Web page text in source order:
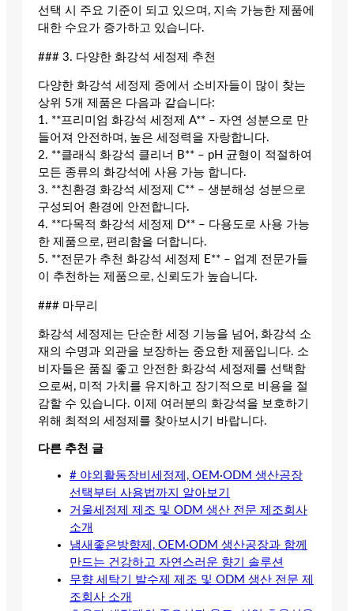
선택 시 주요 기준이 되고 있으며, 지속 가능한 제품에
대한 수요가 증가하고 있습니다.
### 3. 다양한 화강석 세정제 추천
다양한 화강석 세정제 중에서 소비자들이 많이 찾는
상위 5개 제품은 다음과 같습니다:
1. **프리미엄 화강석 세정제 A** – 자연 성분으로 만
들어져 안전하며, 높은 세정력을 자랑합니다.
2. **클래식 화강석 클리너 B** – pH 균형이 적절하여
모든 종류의 화강석에 사용 가능 합니다.
3. **친환경 화강석 세정제 C** – 생분해성 성분으로
구성되어 환경에 안전합니다.
4. **다목적 화강석 세정제 D** – 다용도로 사용 가능
한 제품으로, 편리함을 더합니다.
5. **전문가 추천 화강석 세정제 E** – 업계 전문가들
이 추천하는 제품으로, 신뢰도가 높습니다.
### 마무리
화강석 세정제는 단순한 세정 기능을 넘어, 화강석 소
재의 수명과 외관을 보장하는 중요한 제품입니다. 소
비자들은 품질 좋고 안전한 화강석 세정제를 선택함
으로써, 미적 가치를 유지하고 장기적으로 비용을 절
감할 수 있습니다. 이제 여러분의 화강석을 보호하기
위해 최적의 세정제를 찾아보시기 바랍니다.
다른 추천 글
# 야외활동장비세정제, OEM·ODM 생산공장
선택부터 사용법까지 알아보기
거울세정제 제조 및 ODM 생산 전문 제조회사
소개
냄새좋은방향제, OEM·ODM 생산공장과 함께
만드는 건강하고 자연스러운 향기 솔루션
무향 세탁기 발수제 제조 및 ODM 생산 전문 제
조회사 소개